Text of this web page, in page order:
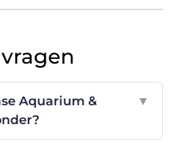
Aquarium &
▼